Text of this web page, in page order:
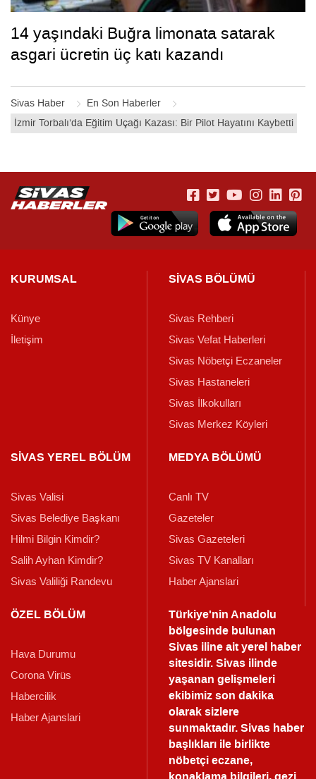
Sivas Haber
En Son Haberler
İzmir Torbalı’da Eğitim Uçağı Kazası: Bir Pilot Hayatını Kaybetti
14 yaşındaki Buğra limonata satarak
asgari ücretin üç katı kazandı
KURUMSAL
Künye
İletişim
SİVAS BÖLÜMÜ
Sivas Rehberi
Sivas Vefat Haberleri
Sivas Nöbetçi Eczaneler
Sivas Hastaneleri
Sivas İlkokulları
Sivas Merkez Köyleri
SİVAS YEREL BÖLÜM
Sivas Valisi
Sivas Belediye Başkanı
Hilmi Bilgin Kimdir?
Salih Ayhan Kimdir?
Sivas Valiliği Randevu
MEDYA BÖLÜMÜ
Canlı TV
Gazeteler
Sivas Gazeteleri
Sivas TV Kanalları
Haber Ajanslari
ÖZEL BÖLÜM
Hava Durumu
Corona Virüs
Habercilik
Haber Ajanslari
Türkiye'nin Anadolu
bölgesinde bulunan
Sivas iline ait yerel haber
sitesidir. Sivas ilinde
yaşanan gelişmeleri
ekibimiz son dakika
olarak sizlere
sunmaktadır.Sivas haber
başlıkları ile birlikte
nöbetçi eczane,